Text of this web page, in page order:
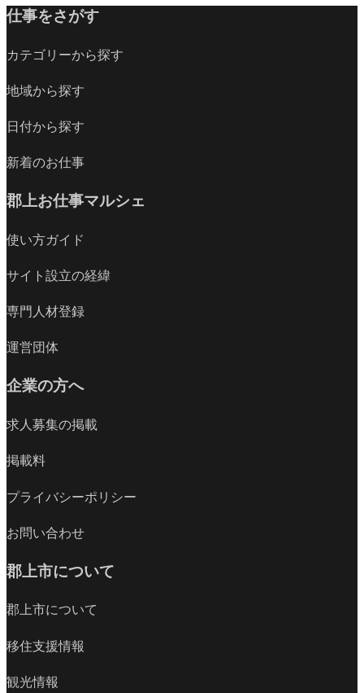
仕事をさがす
カテゴリーから探す
地域から探す
日付から探す
新着のお仕事
郡上お仕事マルシェ
使い方ガイド
サイト設立の経緯
専門人材登録
運営団体
企業の方へ
求人募集の掲載
掲載料
プライバシーポリシー
お問い合わせ
郡上市について
郡上市について
移住支援情報
観光情報